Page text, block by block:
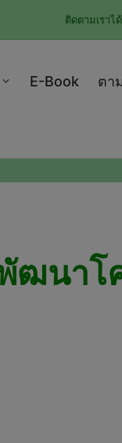
ติดตามเราไ
E-Book ตา
ฒนาโ